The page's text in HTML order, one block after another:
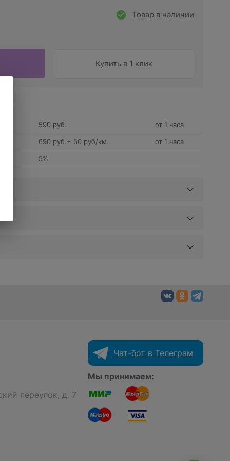
Товар в наличии
Купить в 1 клик
590 руб. от 1 часа
690 руб.+ 50 руб/км. от 1 часа
5%
переулок, д. 7
Чат-бот в Телеграм
Мы принимаем: